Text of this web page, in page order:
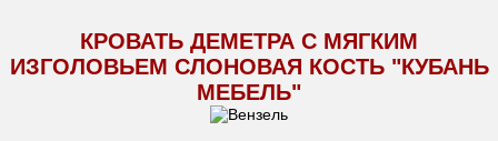
КРОВАТЬ ДЕМЕТРА С МЯГКИМ
ИЗГОЛОВЬЕМ СЛОНОВАЯ КОСТЬ "КУБАНЬ
МЕБЕЛЬ"